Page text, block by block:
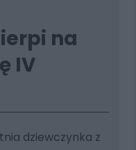
na
IV
dziewczynka z